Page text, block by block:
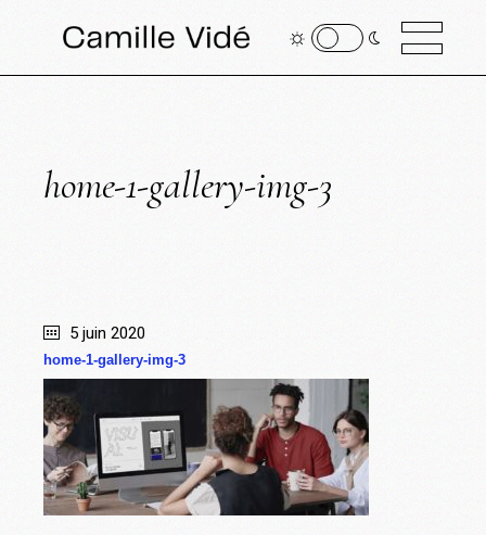
home-1-gallery-img-3
5 juin 2020
home-1-gallery-img-3